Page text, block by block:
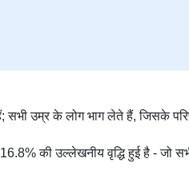
सभी उम्र के लोग भाग लेते हैं, जिसके
की उल्लेखनीय वृद्धि हुई है - जो